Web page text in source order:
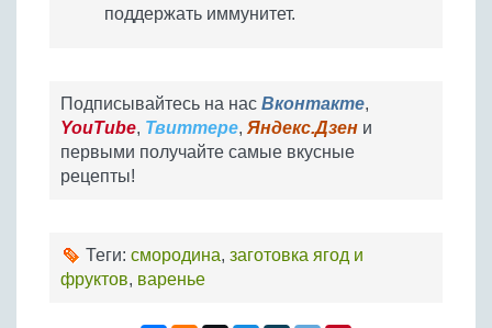
поддержать иммунитет.
Подписывайтесь на нас Вконтакте,
YouTube, Твиттере, Яндекс.Дзен и
первыми получайте самые вкусные
рецепты!
Теги: смородина, заготовка ягод и
фруктов, варенье